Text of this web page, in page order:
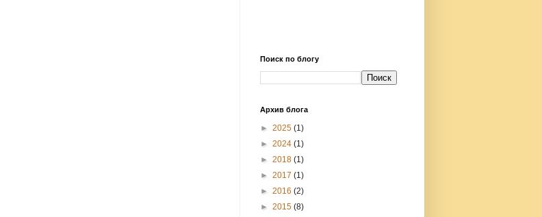
Поиск по блогу
Архив блога
► 2025 (1)
► 2024 (1)
► 2018 (1)
► 2017 (1)
► 2016 (2)
► 2015 (8)